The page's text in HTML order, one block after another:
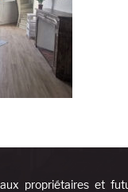
propriétaires et